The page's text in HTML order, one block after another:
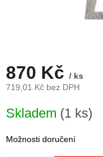
870 Kč / ks
719,01 Kč bez DPH
cena:
Skladem (1 ks)
Možnosti doručení